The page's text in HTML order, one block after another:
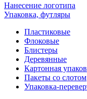
Нанесение логотипа
Упаковка, футляры
Пластиковые
Флоковые
Блистеры
Деревянные
Картонная
Пакеты со слотом
Упаковка-